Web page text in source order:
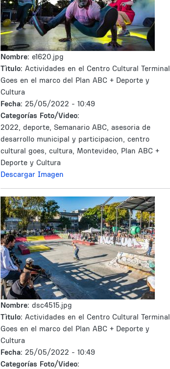
Nombre: e1620.jpg
Tìtulo: Actividades en el Centro Cultural Terminal
Goes en el marco del Plan ABC + Deporte y
Cultura
Fecha: 25/05/2022 - 10:49
Categorías Foto/Video:
2022, deporte, Semanario ABC, asesoria de
desarrollo municipal y participacion, centro
cultural goes, cultura, Montevideo, Plan ABC +
Deporte y Cultura
Descargar Imagen
Nombre: dsc4515.jpg
Tìtulo: Actividades en el Centro Cultural Terminal
Goes en el marco del Plan ABC + Deporte y
Cultura
Fecha: 25/05/2022 - 10:49
Categorías Foto/Video: